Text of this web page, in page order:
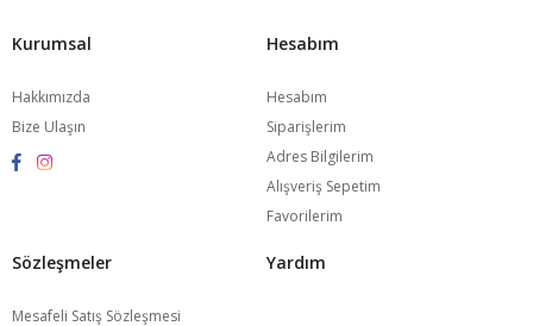
Kurumsal
Hakkımızda
Bize Ulaşın
Hesabım
Hesabım
Siparişlerim
Adres Bilgilerim
Alışveriş Sepetim
Favorilerim
Sözleşmeler
Mesafeli Satış Sözleşmesi
Yardım